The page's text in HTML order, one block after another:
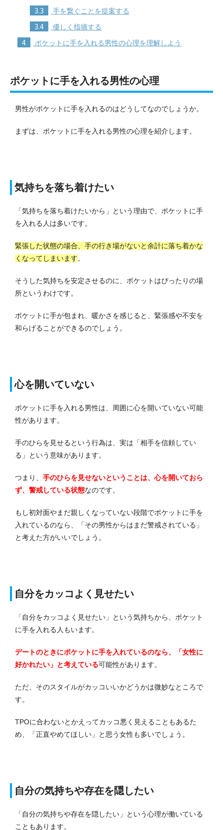
3.3 手を繋ぐことを提案する
3.4 優しく指摘する
4 ポケットに手を入れる男性の心理を理解しよう
ポケットに手を入れる男性の心理
男性がポケットに手を入れるのはどうしてなのでしょうか。
まずは、ポケットに手を入れる男性の心理を紹介します。
気持ちを落ち着けたい
「気持ちを落ち着けたいから」という理由で、ポケットに手
を入れる人は多いです。
緊張した状態の場合、手の行き場がないと余計に落ち着かな
くなってしまいます。
そうした気持ちを安定させるのに、ポケットはぴったりの場
所というわけです。
ポケットに手が包まれ、暖かさを感じると、緊張感や不安を
和らげることができるのでしょう。
心を開いていない
ポケットに手を入れる男性は、周囲に心を開いていない可能
性があります。
手のひらを見せるという行為は、実は「相手を信頼してい
る」という意味があります。
つまり、 手のひらを見せないということは、心を開いておら
ず、警戒している状態なのです。
もし初対面やまだ親しくなっていない段階でポケットに手を
入れているのなら、「その男性からはまだ警戒されている」
と考えた方がいいでしょう。
自分をカッコよく見せたい
「自分をカッコよく見せたい」という気持ちから、ポケット
に手を入れる人もいます。
デートのときにポケットに手を入れているのなら、「女性に
好かれたい」と考えている可能性があります。
ただ、そのスタイルがカッコいいかどうかは微妙なところで
す。
TPOに合わないとかえってカッコ悪く見えることもあるた
め、「正直やめてほしい」と思う女性も多いでしょう。
自分の気持ちや存在を隠したい
「自分の気持ちや存在を隠したい」という心理が働いている
こともあります。